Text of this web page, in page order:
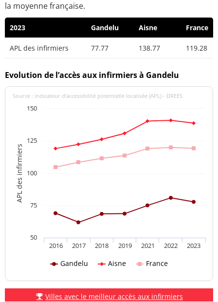
la moyenne française.
2023 Gandelu Aisne France
APL des infirmiers 77.77 138.77 119.28
Evolution de l’accès aux infirmiers à Gandelu
APL des infirmiers
Source : indicateur d’accessibilité potentielle localisée (APL) - DREES
Gandelu Aisne France
2016 2017 2018 2019 2021 2022 2023
50
75
100
125
150
Villes avec le meilleur accès aux infirmiers